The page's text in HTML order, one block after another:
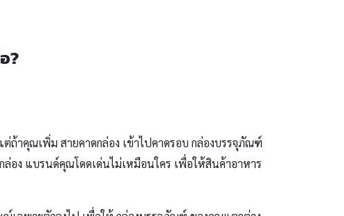
?
ถ้าคุณเพิ่ม สายคาดกล่อง เข้าไปคาดรอบ กล่องบรรจุภัณฑ์
อง แบรนด์คุณโดดเด่นไม่เหมือนใคร เพื่อให้สินค้าอาหาร